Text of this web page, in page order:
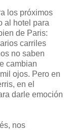
los próximos
al hotel para
de Paris:
carriles
no saben
cambian
ojos. Pero en
en el
darle emoción
nos